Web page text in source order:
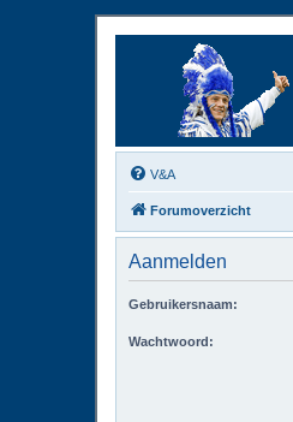
V&A
Forumoverzicht
Aanmelden
Gebruikersnaam:
Wachtwoord: